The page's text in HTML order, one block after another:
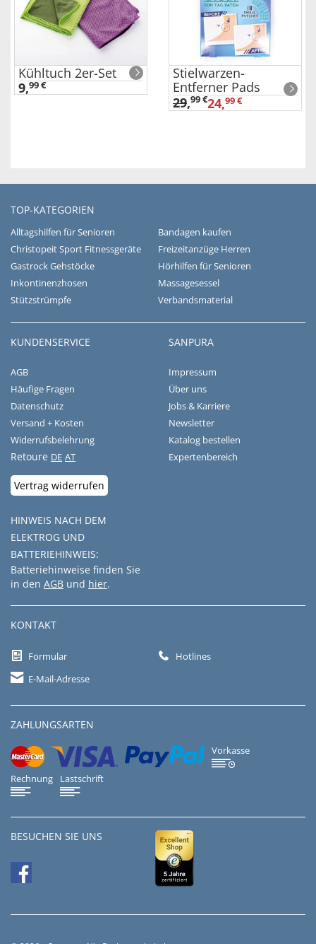
Kühltuch 2er-Set
9,99 €
Stielwarzen-
Entferner Pads
29,99 €24,99 €
TOP-KATEGORIEN
Alltagshilfen für Senioren
Bandagen kaufen
Christopeit Sport Fitnessgeräte
Freizeitanzüge Herren
Gastrock Gehstöcke
Hörhilfen für Senioren
Inkontinenzhosen
Massagesessel
Stützstrümpfe
Verbandsmaterial
KUNDENSERVICE
AGB
Häufige Fragen
Datenschutz
Versand + Kosten
Widerrufsbelehrung
Retoure DE AT
Vertrag widerrufen
HINWEIS NACH DEM
ELEKTROG UND
BATTERIEHINWEIS:
Batteriehinweise finden Sie
in den AGB und hier.
SANPURA
Impressum
Über uns
Jobs & Karriere
Newsletter
Katalog bestellen
Expertenbereich
KONTAKT
Formular
Hotlines
E-Mail-Adresse
ZAHLUNGSARTEN
Vorkasse
Rechnung Lastschrift
BESUCHEN SIE UNS